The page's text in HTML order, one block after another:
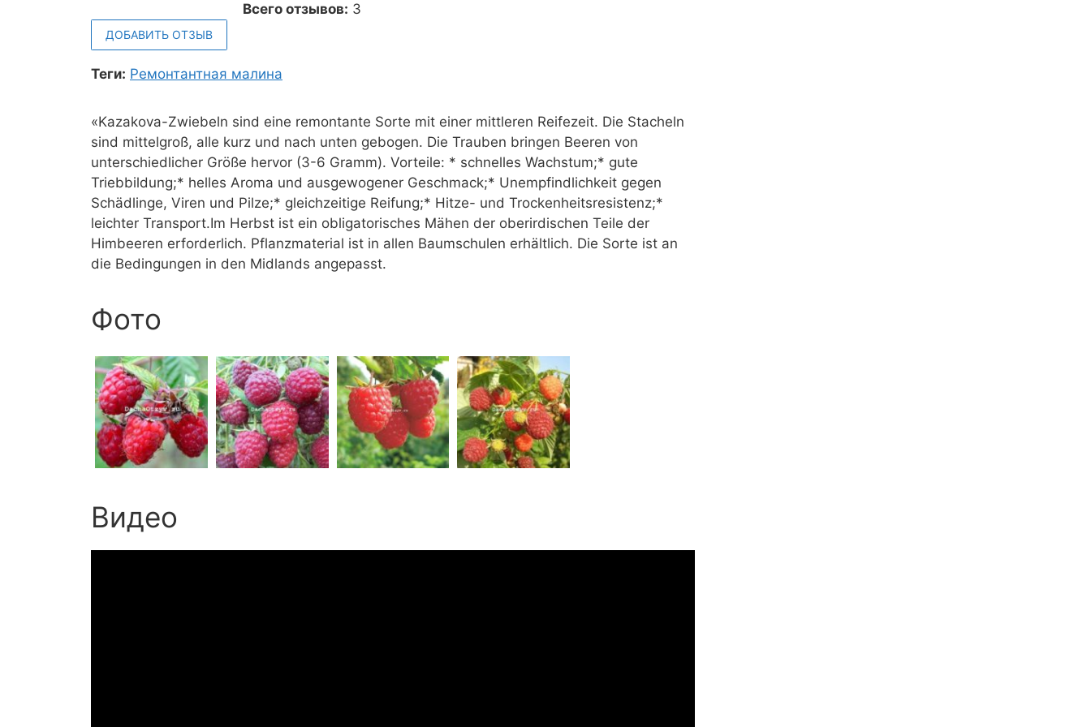
Всего отзывов: 3
ДОБАВИТЬ ОТЗЫВ
Теги: Ремонтантная малина
«Kazakova-Zwiebeln sind eine remontante Sorte mit einer mittleren Reifezeit. Die Stacheln
sind mittelgroß, alle kurz und nach unten gebogen. Die Trauben bringen Beeren von
unterschiedlicher Größe hervor (3-6 Gramm). Vorteile: * schnelles Wachstum;* gute
Triebbildung;* helles Aroma und ausgewogener Geschmack;* Unempfindlichkeit gegen
Schädlinge, Viren und Pilze;* gleichzeitige Reifung;* Hitze- und Trockenheitsresistenz;*
leichter Transport.Im Herbst ist ein obligatorisches Mähen der oberirdischen Teile der
Himbeeren erforderlich. Pflanzmaterial ist in allen Baumschulen erhältlich. Die Sorte ist an
die Bedingungen in den Midlands angepasst.
Фото
Видео